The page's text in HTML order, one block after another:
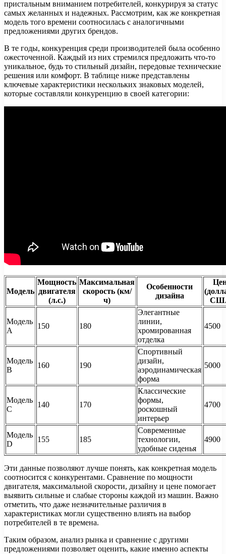
пристальным вниманием потребителей, конкурируя за статус
самых желанных и надежных. Рассмотрим, как же конкретная
модель того времени соотносилась с аналогичными
предложениями других брендов.
В те годы, конкуренция среди производителей была особенно
ожесточенной. Каждый из них стремился предложить что-то
уникальное, будь то стильный дизайн, передовые технические
решения или комфорт. В таблице ниже представлены
ключевые характеристики нескольких знаковых моделей,
которые составляли конкуренцию в своей категории:
Модель
Мощность
двигателя
(л.с.)
Максимальная
скорость (км/
ч)
Особенности
дизайна
Модель
A
150 180
Элегантные
линии,
хромированная
отделка
4500
Модель
B
160 190
Спортивный
дизайн,
аэродинамическая
форма
5000
Модель
C
140 170
Классические
формы,
роскошный
интерьер
4700
Модель
D
155 185
Современные
технологии,
удобные сиденья
4900
Эти данные позволяют лучше понять, как конкретная модель
соотносится с конкурентами. Сравнение по мощности
двигателя, максимальной скорости, дизайну и цене помогает
выявить сильные и слабые стороны каждой из машин. Важно
отметить, что даже незначительные различия в
характеристиках могли существенно влиять на выбор
потребителей в те времена.
Таким образом, анализ рынка и сравнение с другими
предложениями позволяет оценить, какие именно аспекты